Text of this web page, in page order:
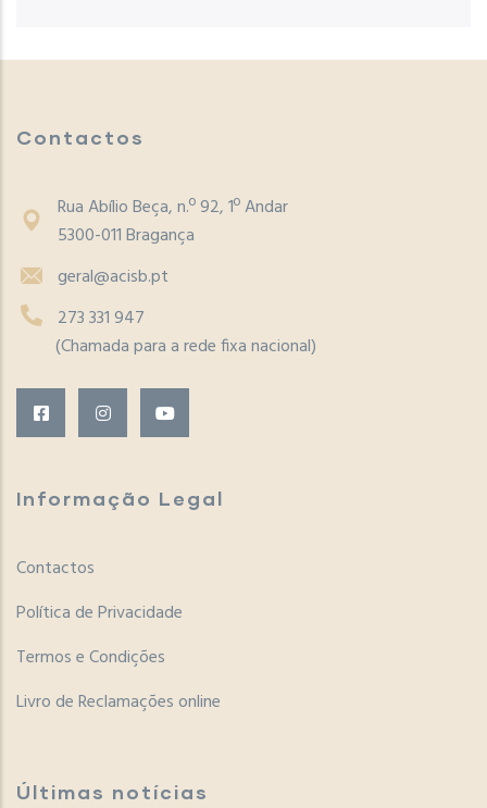
Contactos
Rua Abílio Beça, n.º 92, 1º Andar
5300-011 Bragança
geral@acisb.pt
273 331 947
(Chamada para a rede fixa nacional)
Informação Legal
Contactos
Política de Privacidade
Termos e Condições
Livro de Reclamações online
Últimas notícias